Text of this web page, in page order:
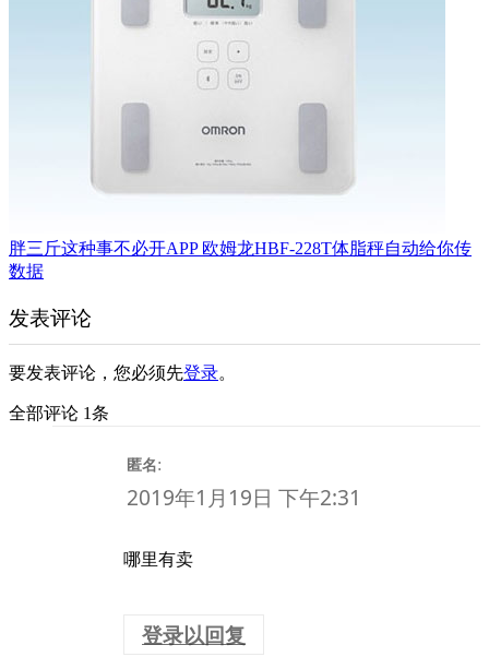
胖三斤这种事不必开APP 欧姆龙HBF-228T体脂秤自动给你传
数据
发表评论
要发表评论，您必须先登录。
全部评论 1条
匿名:
2019年1月19日 下午2:31
哪里有卖
登录以回复